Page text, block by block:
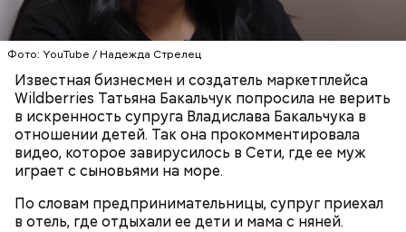
Фото: YouTube / Надежда Стрелец
Известная бизнесмен и создатель маркетплейса
Wildberries Татьяна Бакальчук попросила не верить
в искренность супруга Владислава Бакальчука в
отношении детей. Так она прокомментировала
видео, которое завирусилось в Сети, где ее муж
играет с сыновьями на море.
По словам предпринимательницы, супруг приехал
в отель, где отдыхали ее дети и мама с няней.
с сахарным диабетом;
лишним весом.